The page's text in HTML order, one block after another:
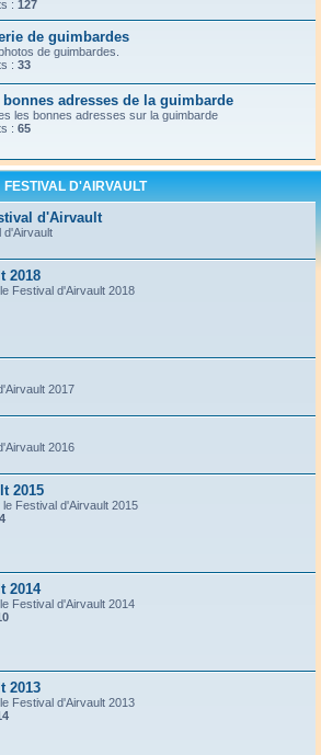
: 127
de guimbardes
de guimbardes.
: 33
bonnes adresses de la guimbarde
les bonnes adresses sur la guimbarde
: 65
FESTIVAL D'AIRVAULT
d'Airvault
d'Airvault
2018
Festival d'Airvault 2018
2017
2016
2015
le Festival d'Airvault 2015
4
2014
Festival d'Airvault 2014
2013
Festival d'Airvault 2013